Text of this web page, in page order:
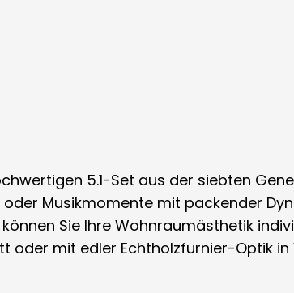
5.1-Set aus der siebten
Musikmomente mit packender
Sie Ihre Wohnraumästhetik
oder mit edler Echtholzfurnier-Optik in